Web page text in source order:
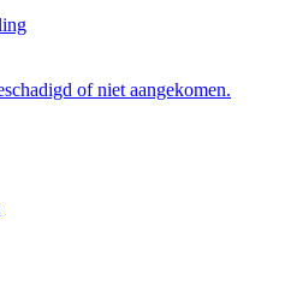
of niet aangekomen.